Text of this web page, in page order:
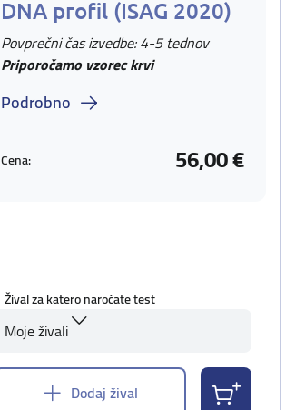
DNA profil (ISAG 2020)
Povprečni čas izvedbe: 4-5 tednov
Priporočamo vzorec krvi
Podrobno
Cena: 56,00 €
Žival za katero naročate test
Moje živali
Dodaj žival